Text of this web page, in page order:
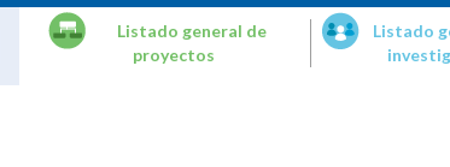
Listado general de
proyectos
Listado